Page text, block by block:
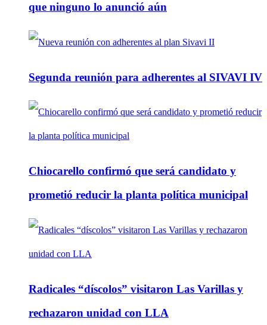
que ninguno lo anunció aún
Segunda reunión para adherentes al SIVAVI IV
Chiocarello confirmó que será candidato y
prometió reducir la planta política municipal
Radicales “díscolos” visitaron Las Varillas y
rechazaron unidad con LLA